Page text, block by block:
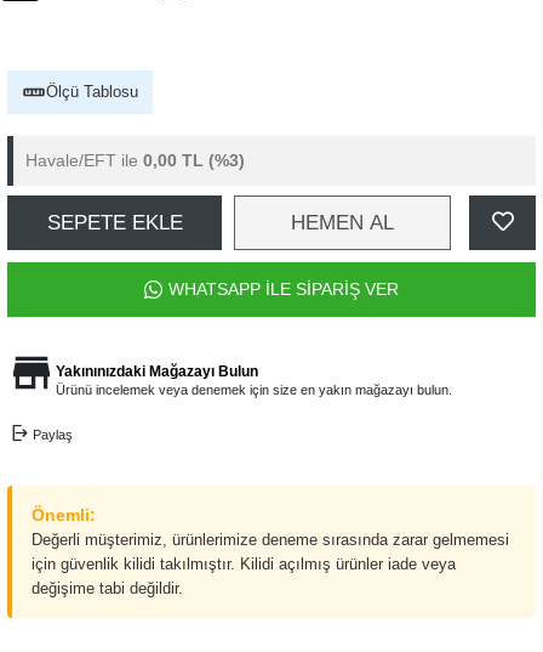
Ölçü Tablosu
Havale/EFT ile 0,00 TL (%3)
SEPETE EKLE HEMEN AL
WHATSAPP İLE SİPARİŞ VER
Yakınınızdaki Mağazayı Bulun
Ürünü incelemek veya denemek için size en yakın mağazayı bulun.
Paylaş
Önemli:
Değerli müşterimiz, ürünlerimize deneme sırasında zarar gelmemesi
için güvenlik kilidi takılmıştır. Kilidi açılmış ürünler iade veya
değişime tabi değildir.